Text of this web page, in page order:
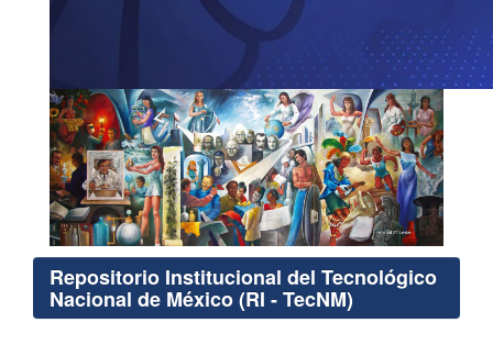
Repositorio Institucional del Tecnológico
Nacional de México (RI - TecNM)